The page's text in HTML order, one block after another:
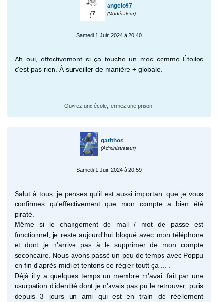
angelo97
(Modérateur)
Samedi 1 Juin 2024 à 20:40
Ah oui, effectivement si ça touche un mec comme Étoiles
c'est pas rien. À surveiller de manière + globale.
Ouvrez une école, fermez une prison.
garithos
(Administrateur)
Samedi 1 Juin 2024 à 20:59
Salut à tous, je penses qu'il est aussi important que je vous
confirmes qu'effectivement que mon compte a bien été
piraté.
Même si le changement de mail / mot de passe est
fonctionnel, je reste aujourd'hui bloqué avec mon téléphone
et dont je n'arrive pas à le supprimer de mon compte
secondaire. Nous avons passé un peu de temps avec Poppu
en fin d'après-midi et tentons de régler toutt ça ... .
Déjà il y a quelques temps un membre m'avait fait par une
usurpation d'identité dont je n'avais pas pu le retrouver, puiis
depuis 3 jours un ami qui est en train de réellement